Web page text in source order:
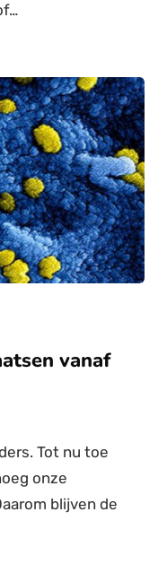
vanaf
Tot nu toe
onze
blijven de